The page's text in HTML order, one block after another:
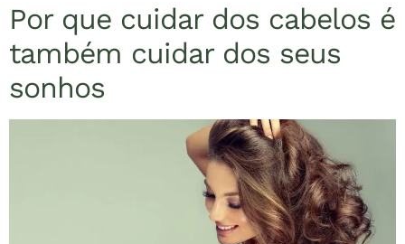
Por que cuidar dos cabelos é
também cuidar dos seus
sonhos